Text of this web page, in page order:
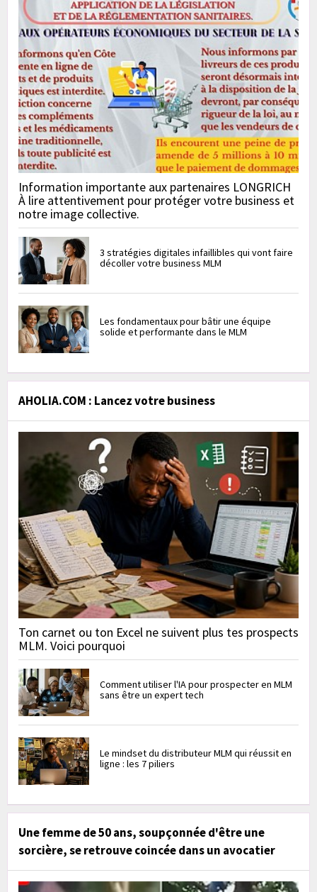
Information importante aux partenaires LONGRICH
À lire attentivement pour protéger votre business et
notre image collective.
3 stratégies digitales infaillibles qui vont faire
décoller votre business MLM
Les fondamentaux pour bâtir une équipe
solide et performante dans le MLM
AHOLIA.COM : Lancez votre business
Ton carnet ou ton Excel ne suivent plus tes prospects
MLM. Voici pourquoi
Comment utiliser l'IA pour prospecter en MLM
sans être un expert tech
Le mindset du distributeur MLM qui réussit en
ligne : les 7 piliers
Une femme de 50 ans, soupçonnée d'être une
sorcière, se retrouve coincée dans un avocatier